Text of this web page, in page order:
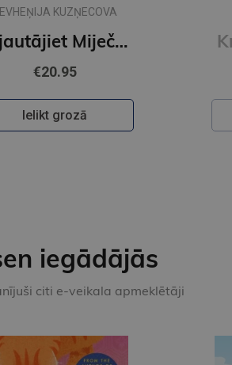
KUZŅECOVA
Pajautājiet Miječkai
€20.95
Ielikt grozā
iegādājās
citi e-veikala apmeklētāji